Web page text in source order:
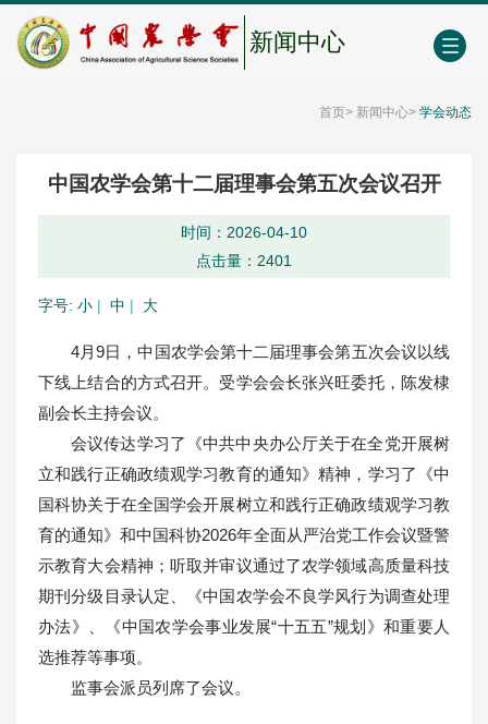
新闻中心
中国农业农村人才网 中心学会门户网
首页> 新闻中心> 学会动态
中国农学会第十二届理事会第五次会议召开
时间：2026-04-10
点击量： 2401
字号: 小 | 中 | 大
4月9日，中国农学会第十二届理事会第五次会议以线
下线上结合的方式召开。受学会会长张兴旺委托，陈发棣
副会长主持会议。
会议传达学习了《中共中央办公厅关于在全党开展树
立和践行正确政绩观学习教育的通知》精神，学习了《中
国科协关于在全国学会开展树立和践行正确政绩观学习教
育的通知》和中国科协2026年全面从严治党工作会议暨警
示教育大会精神；听取并审议通过了农学领域高质量科技
期刊分级目录认定、《中国农学会不良学风行为调查处理
办法》、《中国农学会事业发展“十五五”规划》和重要人
选推荐等事项。
监事会派员列席了会议。